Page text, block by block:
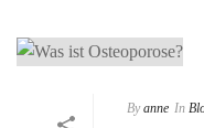
By anne In